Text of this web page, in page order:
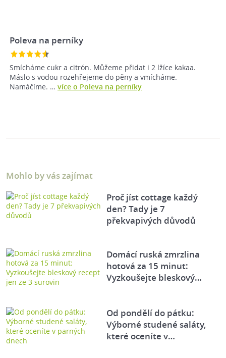
Poleva na perníky
Smícháme cukr a citrón. Můžeme přidat i 2 lžíce kakaa.
Máslo s vodou rozehřejeme do pěny a vmícháme.
Namáčíme. … více o Poleva na perníky
Mohlo by vás zajímat
Proč jíst cottage každý
den? Tady je 7
překvapivých důvodů
Domácí ruská zmrzlina
hotová za 15 minut:
Vyzkoušejte bleskový…
Od pondělí do pátku:
Výborné studené saláty,
které oceníte v…